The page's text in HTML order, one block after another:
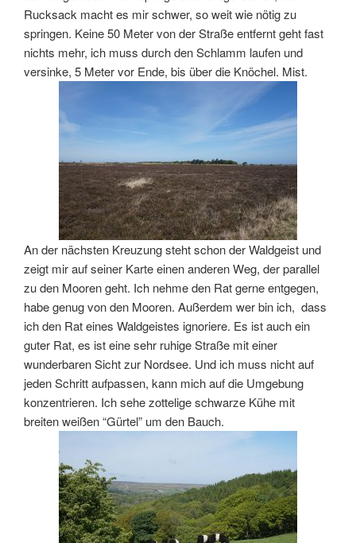
Rucksack macht es mir schwer, so weit wie nötig zu
springen. Keine 50 Meter von der Straße entfernt geht fast
nichts mehr, ich muss durch den Schlamm laufen und
versinke, 5 Meter vor Ende, bis über die Knöchel. Mist.
An der nächsten Kreuzung steht schon der Waldgeist und
zeigt mir auf seiner Karte einen anderen Weg, der parallel
zu den Mooren geht. Ich nehme den Rat gerne entgegen,
habe genug von den Mooren. Außerdem wer bin ich, dass
ich den Rat eines Waldgeistes ignoriere. Es ist auch ein
guter Rat, es ist eine sehr ruhige Straße mit einer
wunderbaren Sicht zur Nordsee. Und ich muss nicht auf
jeden Schritt aufpassen, kann mich auf die Umgebung
konzentrieren. Ich sehe zottelige schwarze Kühe mit
breiten weißen “Gürtel” um den Bauch.